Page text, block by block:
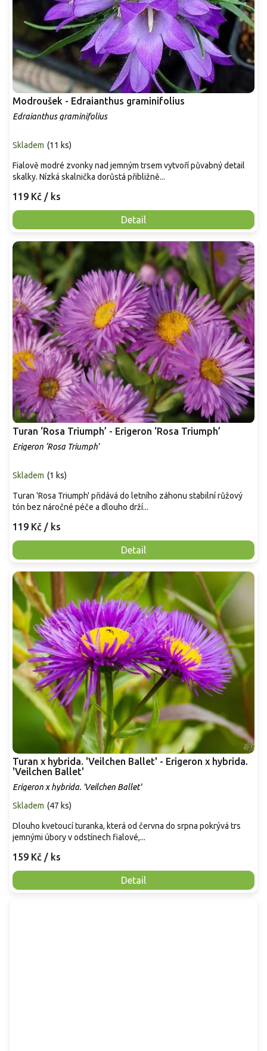
Modroušek - Edraianthus graminifolius
Edraianthus graminifolius
Skladem (11 ks)
119 Kč / ks
Detail
Fialově modré zvonky nad jemným trsem vytvoří půvabný detail
skalky. Nízká skalnička dorůstá přibližně...
Turan ‘Rosa Triumph’ - Erigeron ‘Rosa Triumph’
Erigeron ‘Rosa Triumph’
Skladem (1 ks)
119 Kč / ks
Detail
Turan 'Rosa Triumph' přidává do letního záhonu stabilní růžový
tón bez náročné péče a dlouho drží...
Turan x hybrida. 'Veilchen Ballet' - Erigeron x hybrida.
'Veilchen Ballet'
Erigeron x hybrida. 'Veilchen Ballet'
Skladem (47 ks)
159 Kč / ks
Detail
Dlouho kvetoucí turanka, která od června do srpna pokrývá trs
jemnými úbory v odstínech fialové,...